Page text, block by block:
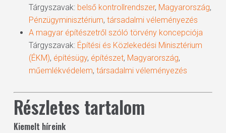
Tárgyszavak: belső kontrollrendszer, Magyarország,
Pénzügyminisztérium, társadalmi véleményezés
A magyar építészetről szóló törvény koncepciója
Tárgyszavak: Építési és Közlekedési Minisztérium
(ÉKM), építésügy, építészet, Magyarország,
műemlékvédelem, társadalmi véleményezés
Részletes tartalom
Kiemelt híreink